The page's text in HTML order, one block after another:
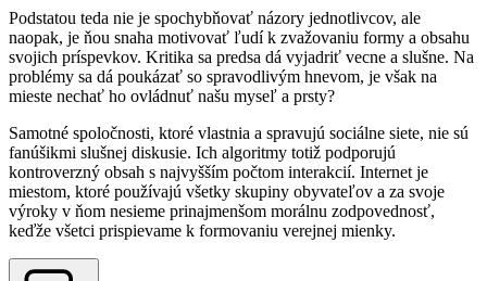
Podstatou teda nie je spochybňovať názory jednotlivcov, ale
naopak, je ňou snaha motivovať ľudí k zvažovaniu formy a obsahu
svojich príspevkov. Kritika sa predsa dá vyjadriť vecne a slušne. Na
problémy sa dá poukázať so spravodlivým hnevom, je však na
mieste nechať ho ovládnuť našu myseľ a prsty?
Samotné spoločnosti, ktoré vlastnia a spravujú sociálne siete, nie sú
fanúšikmi slušnej diskusie. Ich algoritmy totiž podporujú
kontroverzný obsah s najvyšším počtom interakcií. Internet je
miestom, ktoré používajú všetky skupiny obyvateľov a za svoje
výroky v ňom nesieme prinajmenšom morálnu zodpovednosť,
keďže všetci prispievame k formovaniu verejnej mienky.